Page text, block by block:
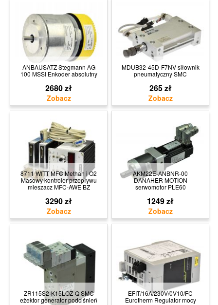
ANBAUSATZ Stegmann AG
100 MSSI Enkoder absolutny
2680 zł
MDUB32-45D-F7NV siłownik
pneumatyczny SMC
265 zł
8711 WITT MFC Methan i O2
Masowy kontroler przepływu
mieszacz MFC-AWE BZ
3290 zł
AKM22E-ANBNR-00
DANAHER MOTION
serwomotor PLE60
1249 zł
ZR115S2-K15LOZ-Q SMC
eżektor generator podciśnień
EFIT/16A/230V/0V10/FC
Eurotherm Regulator mocy